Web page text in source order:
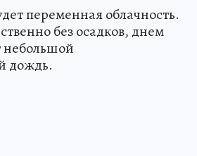
переменная облачность.
без осадков, днем
небольшой
дождь.